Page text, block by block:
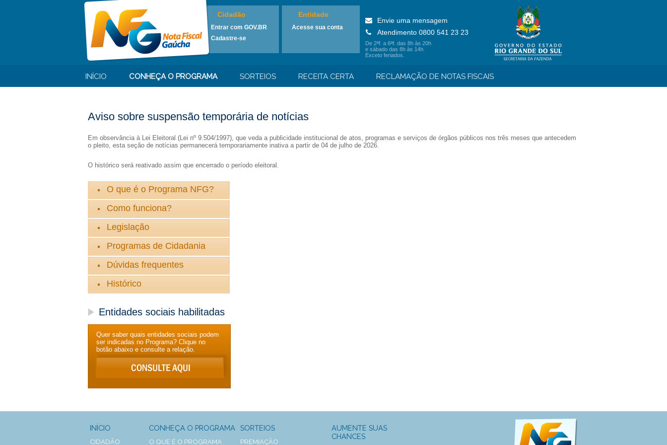
Cidadão
Entrar com GOV.BR
Cadastre-se
Entidade
Acesse sua conta
Envie uma mensagem
Atendimento 0800 541 23 23
De 2ªf. a 6ªf. das 8h às 20h
e sábado das 8h às 14h.
Exceto feriados.
INÍCIO CONHEÇA O PROGRAMA SORTEIOS RECEITA CERTA RECLAMAÇÃO DE NOTAS FISCAIS
Aviso sobre suspensão temporária de notícias
Em observância à Lei Eleitoral (Lei nº 9.504/1997), que veda a publicidade institucional de atos, programas e serviços de órgãos públicos nos três meses que antecedem
o pleito, esta seção de notícias permanecerá temporariamente inativa a partir de 04 de julho de 2026.
O histórico será reativado assim que encerrado o período eleitoral.
O que é o Programa NFG?
Como funciona?
Legislação
Programas de Cidadania
Dúvidas frequentes
Histórico
Entidades sociais habilitadas
Quer saber quais entidades sociais podem
ser indicadas no Programa? Clique no
botão abaixo e consulte a relação.
INÍCIO
CIDADÃO
CONHEÇA O PROGRAMA
O QUE É O PROGRAMA
SORTEIOS
PREMIAÇÃO
AUMENTE SUAS
CHANCES